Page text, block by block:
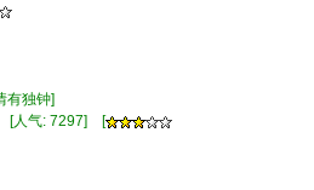
有独钟]
[人气: 7297] [